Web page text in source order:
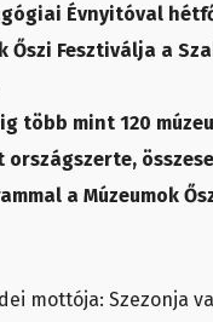
Évnyitóval
Őszi Fesztiválja a
több mint 120
országszerte,
a Múzeumok
mottója: Szezonja